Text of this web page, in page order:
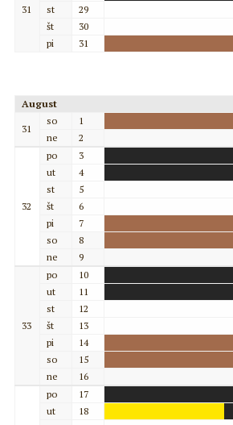
31
st
29
št
30
pi
31
August
31
so
1
ne
2
32
po
3
ut
4
st
5
št
6
pi
7
so
8
ne
9
33
po
10
ut
11
st
12
št
13
pi
14
so
15
ne
16
po
17
ut
18